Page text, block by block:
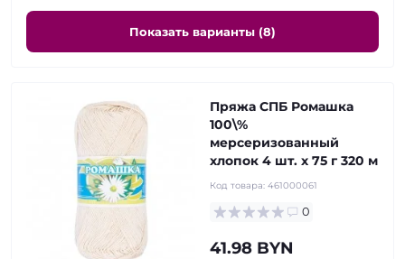
Показать варианты (8)
Пряжа СПБ Ромашка
100\%
мерсеризованный
хлопок 4 шт. х 75 г 320 м
Код товара: 461000061
0
41.98 BYN